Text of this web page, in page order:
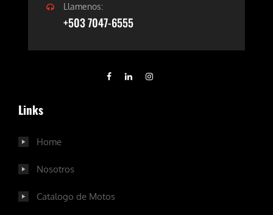
Llamenos:
+503 7047-6555
Links
Home
Nosotros
Catalogo de Motos